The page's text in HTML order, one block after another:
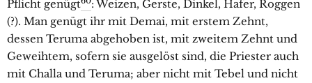
Pflicht genügt
: Weizen, Gerste, Dinkel, Hafer, Roggen
(?). Man genügt ihr mit Demai, mit erstem Zehnt,
dessen Teruma abgehoben ist, mit zweitem Zehnt und
Geweihtem, sofern sie ausgelöst sind, die Priester auch
mit Challa und Teruma; aber nicht mit Tebel und nicht